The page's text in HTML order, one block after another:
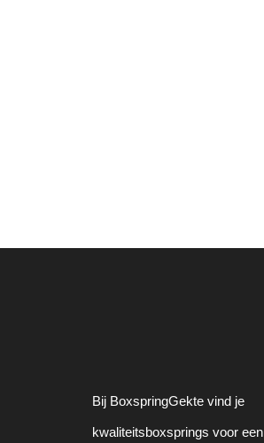
Bij BoxspringGekte vind je
kwaliteitsboxsprings voor een